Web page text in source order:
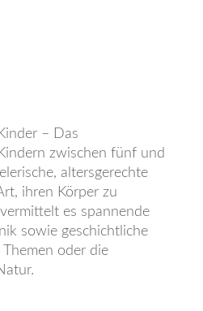
– Das
zwischen fünf und
altersgerechte
ihren Körper zu
es spannende
sowie geschichtliche
oder die